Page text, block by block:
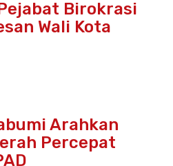
Birokrasi
Wali Kota
Arahkan
Percepat